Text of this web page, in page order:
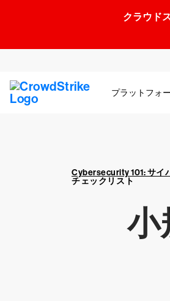
クラウド
プラットフォ
Cybersecurity 101: サイ
チェックリスト
小